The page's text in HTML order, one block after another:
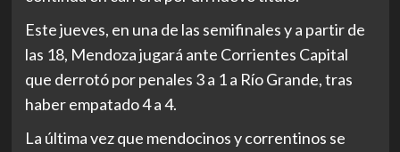
Este jueves, en una de las semifinales y a partir de
las 18, Mendoza jugará ante Corrientes Capital
que derrotó por penales 3 a 1 a Río Grande, tras
haber empatado 4 a 4.
La última vez que mendocinos y correntinos se